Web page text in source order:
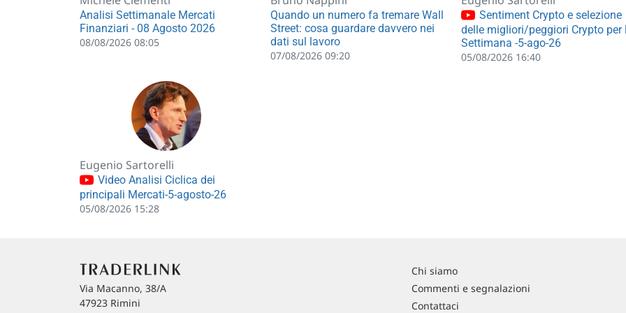
Analisi Settimanale Mercati
Finanziari - 08 Agosto 2026
08/08/2026 08:05
Quando un numero fa tremare Wall
Street: cosa guardare davvero nei
dati sul lavoro
07/08/2026 09:20
Sentiment Crypto e selezione
delle migliori/peggiori Crypto per
Settimana -5-ago-26
05/08/2026 16:40
Eugenio Sartorelli
Video Analisi Ciclica dei
principali Mercati-5-agosto-26
05/08/2026 15:28
Via Macanno, 38/A
47923 Rimini
Chi siamo
Commenti e segnalazioni
Contattaci